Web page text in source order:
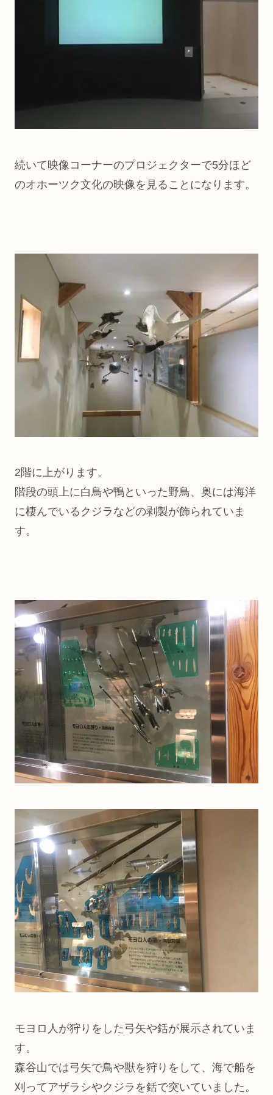
続いて映像コーナーのプロジェクターで5分ほど
のオホーツク文化の映像を見ることになります。
2階に上がります。
階段の頭上に白鳥や鴨といった野鳥、奥には海洋
に棲んでいるクジラなどの剥製が飾られていま
す。
モヨロ人が狩りをした弓矢や銛が展示されていま
す。
森谷山では弓矢で鳥や獣を狩りをして、海で船を
刈ってアザラシやクジラを銛で突いていました。